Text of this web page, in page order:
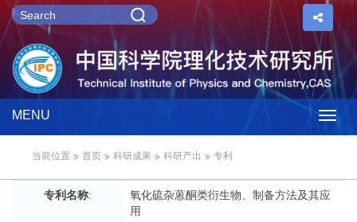
MENU
当前位置 首页 科研成果 科研产出 专利
专利名称:
氧化硫杂蒽酮类衍生物、制备方法及其应
用